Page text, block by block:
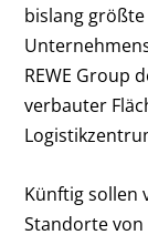
bislang
REWE Group
verbauter
Künftig sollen
Standorte von